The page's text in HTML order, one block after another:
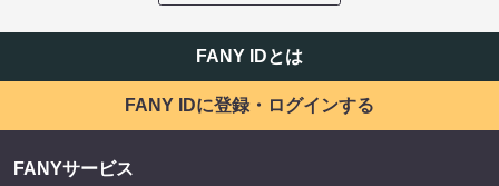
FANY IDとは
FANY IDに登録・ログインする
FANYサービス